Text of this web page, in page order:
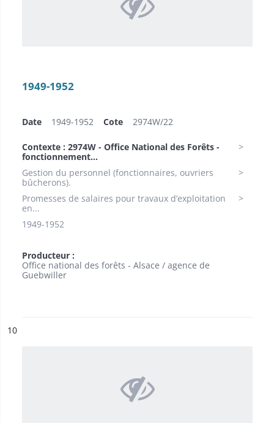
1949-1952
Date 1949-1952 Cote 2974W/22
Contexte : 2974W - Office National des Forêts -
fonctionnement...
Gestion du personnel (fonctionnaires, ouvriers
bûcherons).
Promesses de salaires pour travaux d’exploitation
en...
1949-1952
Producteur :
Office national des forêts - Alsace / agence de
Guebwiller
n°
10